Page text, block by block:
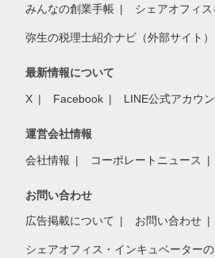
みんなの創業手帳 シェアオフィ
弥生の税理士紹介ナビ（外部サイト）
最新情報について
X Facebook LINE公式アカウン
運営会社情報
会社情報 コーポレートニュース
お問い合わせ
広告掲載について お問い合わせ
シェアオフィス・インキュベーター